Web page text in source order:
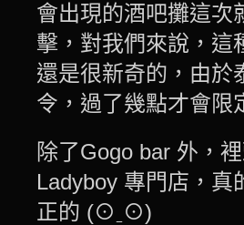
會出現的酒吧攤這次
擊，對我們來說，這
還是很新奇的，由於
令，過了幾點才會限
除了Gogo bar 外，
Ladyboy 專門店，真
正的 (⊙ˍ⊙)